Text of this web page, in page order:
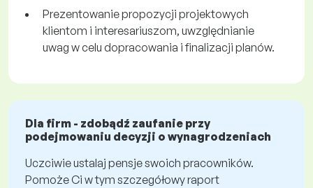
Prezentowanie propozycji projektowych
klientom i interesariuszom, uwzględnianie
uwag w celu dopracowania i finalizacji planów.
Dla firm - zdobądź zaufanie przy
podejmowaniu decyzji o wynagrodzeniach
Uczciwie ustalaj pensje swoich pracowników.
Pomoże Ci w tym szczegółowy raport